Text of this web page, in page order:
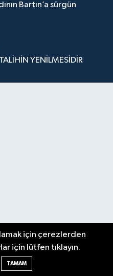
Bartın’a sürgün
YENİLMESİDİR
için çerezlerden
için lütfen tıklayın.
TAMAM